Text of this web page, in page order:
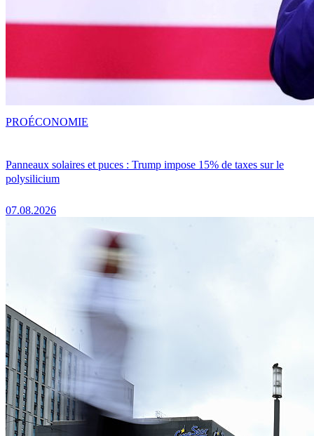
Panneaux solaires et puces : Trump impose 15% de taxes sur le
polysilicium
07.08.2026
PROÉCONOMIE